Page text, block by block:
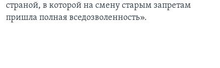
страной, в которой на смену старым запретам
пришла полная вседозволенность».